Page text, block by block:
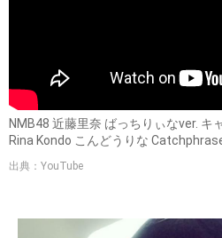
NMB48 近藤里奈 ばっちりぃなver. キ
Rina Kondo こんどうりな
出典：YouTube